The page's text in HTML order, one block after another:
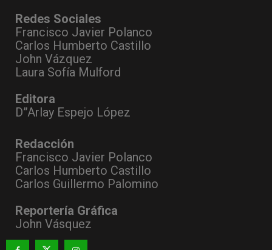
Redes Sociales
Francisco Javier Polanco
Carlos Humberto Castillo
John Vázquez
Laura Sofía Mulford
Editora
D”Arlay Espejo López
Redacción
Francisco Javier Polanco
Carlos Humberto Castillo
Carlos Guillermo Palomino
Reportería Gráfica
John Vásquez